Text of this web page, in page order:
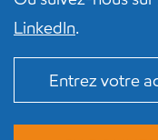
LinkedIn.